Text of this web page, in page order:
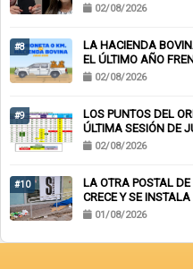
02/08/2026
#8
LA HACIENDA
EL ÚLTIMO AÑO
02/08/2026
#9
LOS PUNTOS DEL
ÚLTIMA SESIÓN DE
02/08/2026
#10
LA OTRA POSTAL
CRECE Y SE
PAISAJE COTIDIANO
01/08/2026